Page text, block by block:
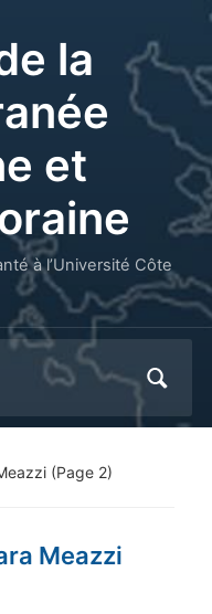
la
et
à l’Université Côte
(Page 2)
Meazzi